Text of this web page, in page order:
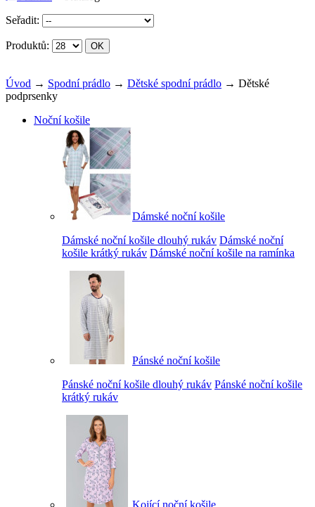
Seřadit:
Produktů:
Úvod → Spodní prádlo → Dětské spodní prádlo → Dětské
podprsenky
Noční košile
Dámské noční košile
Dámské noční košile dlouhý rukáv Dámské noční
košile krátký rukáv Dámské noční košile na ramínka
Pánské noční košile
Pánské noční košile dlouhý rukáv Pánské noční košile
krátký rukáv
Kojící noční košile